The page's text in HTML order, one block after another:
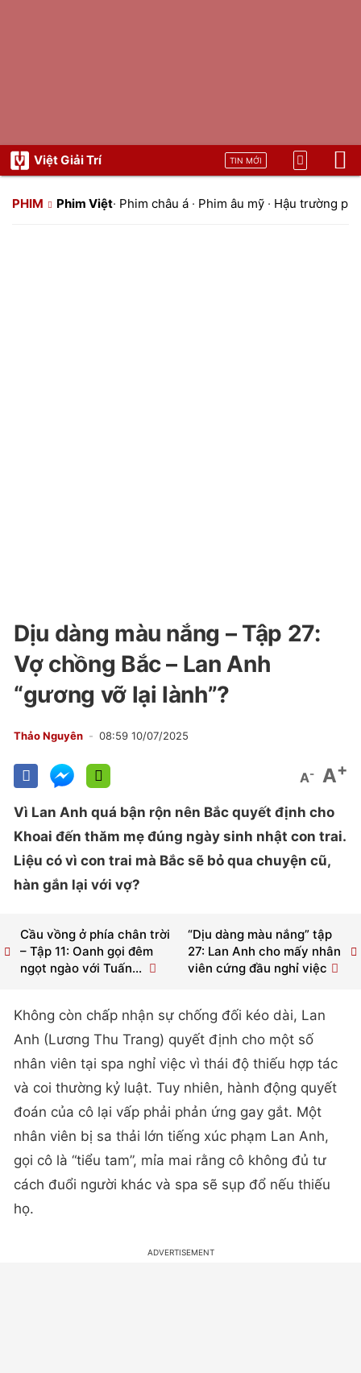
Việt Giải Trí TIN MỚI
PHIM Phim Việt· Phim châu á · Phim âu mỹ · Hậu trường
Dịu dàng màu nắng – Tập 27:
Vợ chồng Bắc – Lan Anh
“gương vỡ lại lành”?
Thảo Nguyên 08:59 10/07/2025
A- A+
Vì Lan Anh quá bận rộn nên Bắc quyết định cho
Khoai đến thăm mẹ đúng ngày sinh nhật con trai.
Liệu có vì con trai mà Bắc sẽ bỏ qua chuyện cũ,
hàn gắn lại với vợ?
“Dịu dàng màu nắng” tập
27: Lan Anh cho mấy nhân
viên cứng đầu nghỉ việc
Cầu vồng ở phía chân trời
– Tập 11: Oanh gọi đêm
ngọt ngào với Tuấn...
Không còn chấp nhận sự chống đối kéo dài, Lan
Anh (Lương Thu Trang) quyết định cho một số
nhân viên tại spa nghỉ việc vì thái độ thiếu hợp tác
và coi thường kỷ luật. Tuy nhiên, hành động quyết
đoán của cô lại vấp phải phản ứng gay gắt. Một
nhân viên bị sa thải lớn tiếng xúc phạm Lan Anh,
gọi cô là “tiểu tam”, mỉa mai rằng cô không đủ tư
cách đuổi người khác và spa sẽ sụp đổ nếu thiếu
họ.